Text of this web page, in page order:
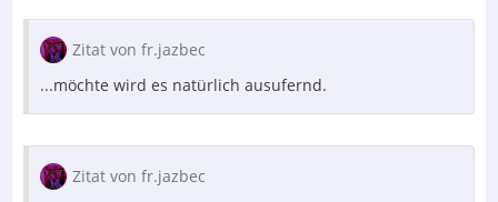
Zitat von fr.jazbec
...möchte wird es natürlich ausufernd.
Zitat von fr.jazbec